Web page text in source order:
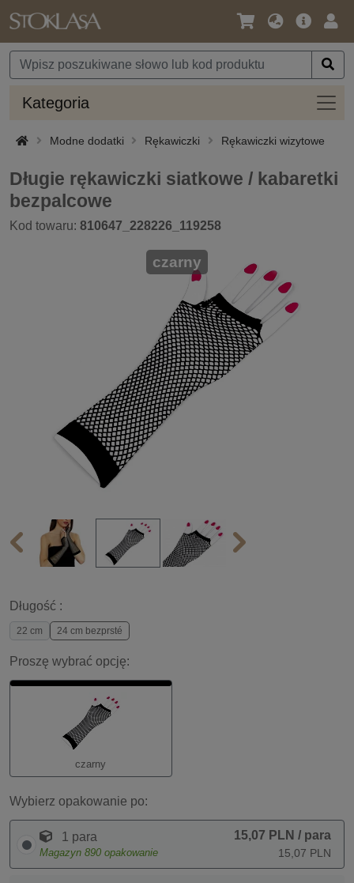
Język
Waluta
Oferta
Kategoria
Modne dodatki Rękawiczki Rękawiczki wizytowe
Długie rękawiczki siatkowe / kabaretki
bezpalcowe
Kod towaru: 810647_228226_119258
czarny
Długość :
22 cm 24 cm bezprsté
Proszę wybrać opcję:
czarny
Wybierz opakowanie po:
1 para
Magazyn 890 opakowanie
15,07 PLN / para
15,07 PLN